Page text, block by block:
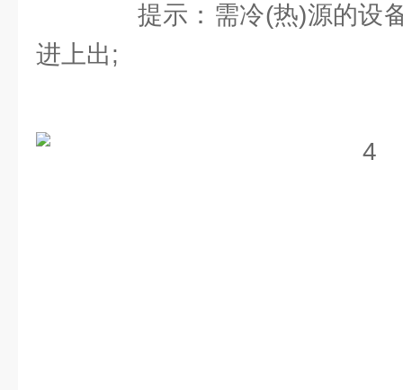
提示：需冷(热)源的设
进上出;